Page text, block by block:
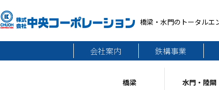
橋梁・水門のトータルエ
会社案内 鉄構事業
橋梁 水門・陸閘